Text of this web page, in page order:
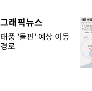
그래픽뉴스
태풍 '돌핀' 예상 이동
경로